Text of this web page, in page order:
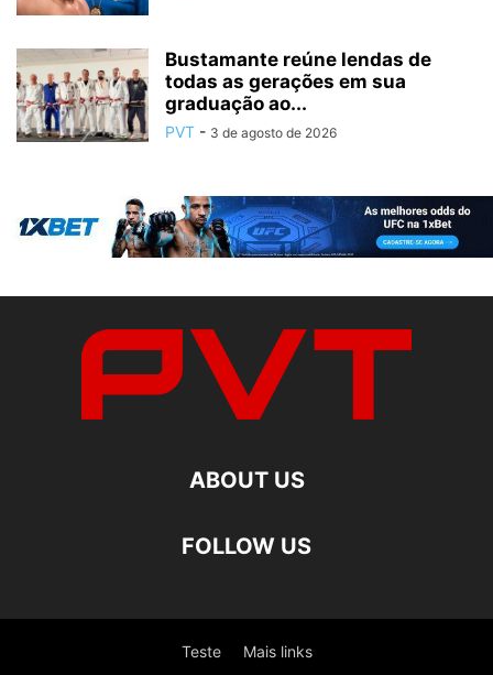
Bustamante reúne lendas de
todas as gerações em sua
graduação ao...
PVT - 3 de agosto de 2026
ABOUT US
FOLLOW US
Teste Mais links